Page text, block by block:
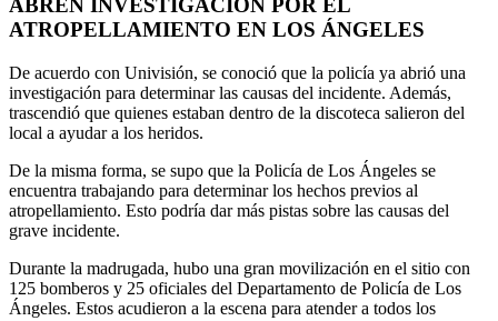
ABREN INVESTIGACIÓN POR EL
ATROPELLAMIENTO EN LOS ÁNGELES
De acuerdo con Univisión, se conoció que la policía ya abrió una
investigación para determinar las causas del incidente. Además,
trascendió que quienes estaban dentro de la discoteca salieron del
local a ayudar a los heridos.
De la misma forma, se supo que la Policía de Los Ángeles se
encuentra trabajando para determinar los hechos previos al
atropellamiento. Esto podría dar más pistas sobre las causas del
grave incidente.
Durante la madrugada, hubo una gran movilización en el sitio con
125 bomberos y 25 oficiales del Departamento de Policía de Los
Ángeles. Estos acudieron a la escena para atender a todos los